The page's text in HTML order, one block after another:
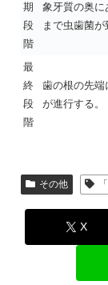
期
段
階
象牙質の奥に
まで虫歯菌が
最
終
段
階
歯の根の先端
が進行する。
その他
X